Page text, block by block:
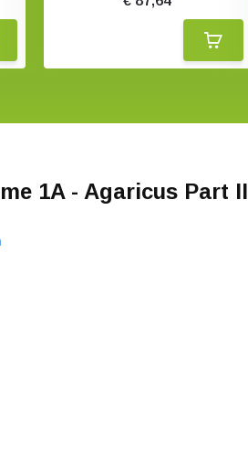
1A - Agaricus Part II